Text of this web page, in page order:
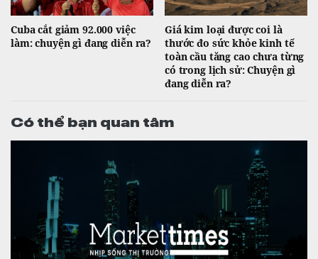
Cuba cắt giảm 92.000 việc
làm: chuyện gì đang diễn ra?
Giá kim loại được coi là
thước đo sức khỏe kinh tế
toàn cầu tăng cao chưa từng
có trong lịch sử: Chuyện gì
đang diễn ra?
Có thể bạn quan tâm